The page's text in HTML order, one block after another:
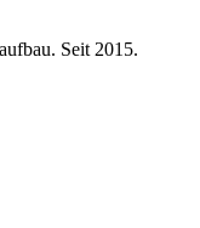
Seit 2015.